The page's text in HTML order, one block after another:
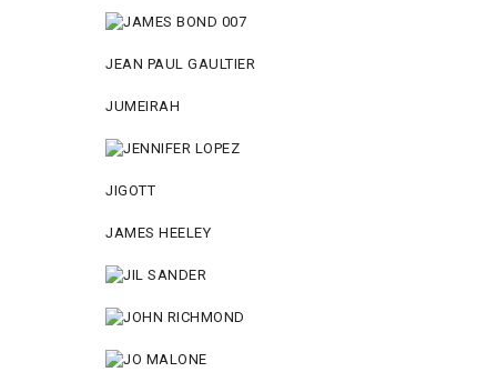
JEAN PAUL GAULTIER
JUMEIRAH
JIGOTT
JAMES HEELEY